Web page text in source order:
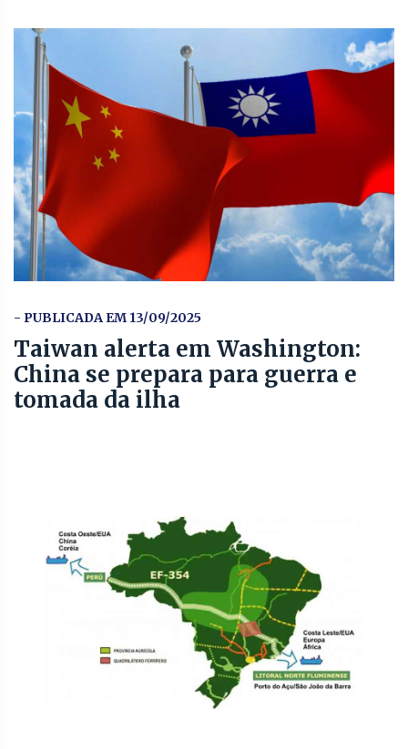
- PUBLICADA EM 13/09/2025
Taiwan alerta em Washington:
China se prepara para guerra e
tomada da ilha